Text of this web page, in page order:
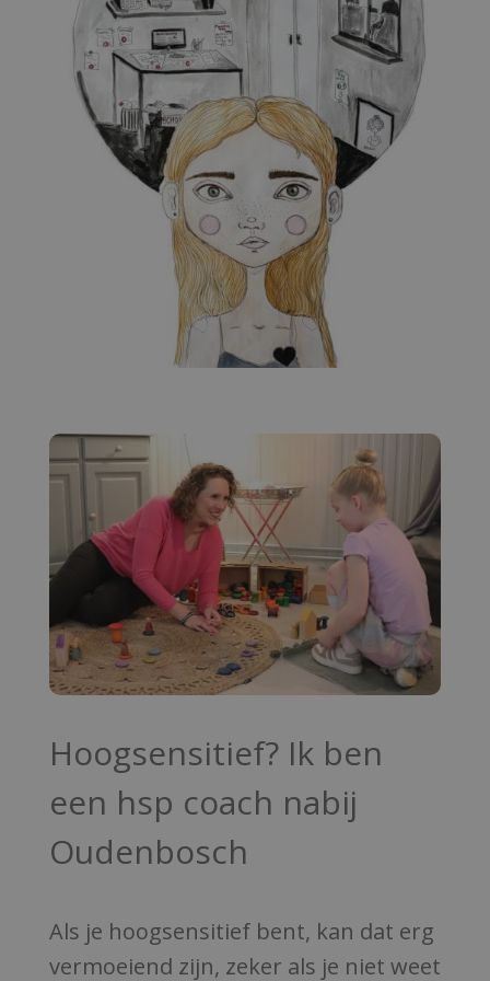
Hoogsensitief? Ik ben
een hsp coach nabij
Oudenbosch
Als je hoogsensitief bent, kan dat erg
vermoeiend zijn, zeker als je niet weet